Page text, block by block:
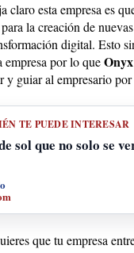
claro esta empresa es
la creación de
digital. Esto
empresa por lo que
y guiar al empresario
TE PUEDE INTERESAR
sol que no solo se
que tu empresa